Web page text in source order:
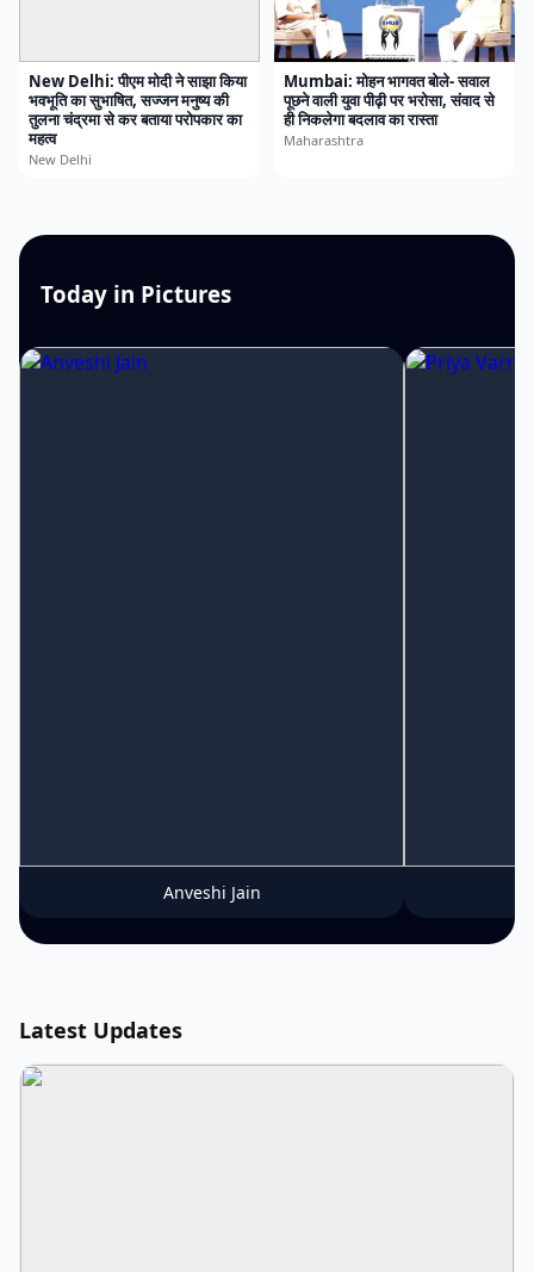
New Delhi: पीएम मोदी ने साझा किया
भवभूति का सुभाषित, सज्जन मनुष्य की
तुलना चंद्रमा से कर बताया परोपकार का
महत्व
New Delhi
Mumbai: मोहन भागवत बोले- सवाल
पूछने वाली युवा पीढ़ी पर भरोसा, संवाद से
ही निकलेगा बदलाव का रास्ता
Maharashtra
Today in Pictures
Anveshi Jain
Latest Updates